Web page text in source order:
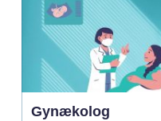
Gynækolog